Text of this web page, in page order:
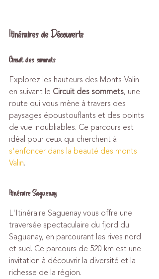
Itinéraires de Découverte
Circuit des sommets
Explorez les hauteurs des Monts-Valin
en suivant le Circuit des sommets, une
route qui vous mène à travers des
paysages époustouflants et des points
de vue inoubliables. Ce parcours est
idéal pour ceux qui cherchent à
s'enfoncer dans la beauté des monts
Valin.
Itinéraire Saguenay
L'Itinéraire Saguenay vous offre une
traversée spectaculaire du fjord du
Saguenay, en parcourant les rives nord
et sud. Ce parcours de 520 km est une
invitation à découvrir la diversité et la
richesse de la région.